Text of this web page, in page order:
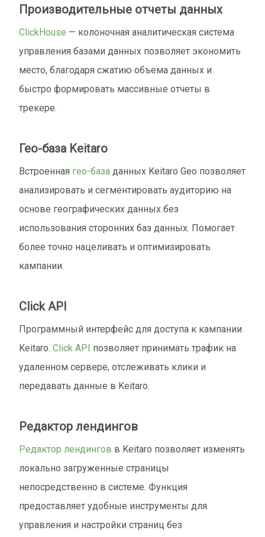
Производительные отчеты данных
ClickHouse — колоночная аналитическая система
управления базами данных позволяет экономить
место, благодаря сжатию объема данных и
быстро формировать массивные отчеты в
трекере.
Гео-база Keitaro
Встроенная гео-база данных Keitaro Geo позволяет
анализировать и сегментировать аудиторию на
основе географических данных без
использования сторонних баз данных. Помогает
более точно нацеливать и оптимизировать
кампании.
Click API
Программный интерфейс для доступа к кампании
Keitaro. Click API позволяет принимать трафик на
удаленном сервере, отслеживать клики и
передавать данные в Keitaro.
Редактор лендингов
Редактор лендингов в Keitaro позволяет изменять
локально загруженные страницы
непосредственно в системе. Функция
предоставляет удобные инструменты для
управления и настройки страниц без